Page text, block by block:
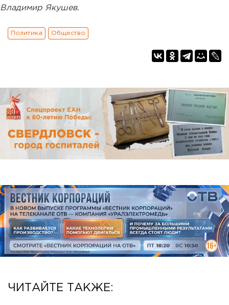
Владимир Якушев.
Политика Общество
ЧИТАЙТЕ ТАКЖЕ: